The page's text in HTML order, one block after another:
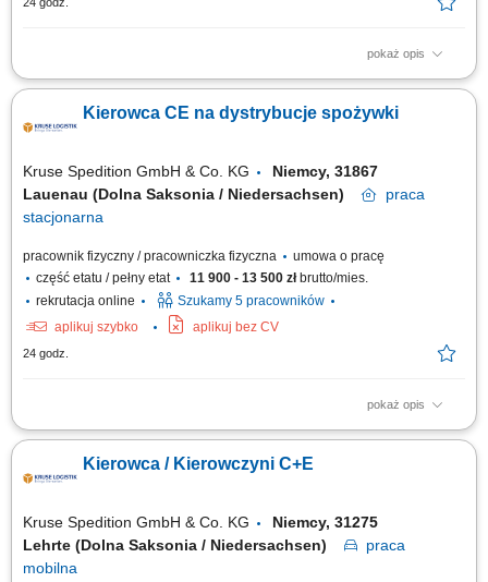
pokaż opis
KOGO POSZUKUJEMY? Kierowcy z mocnymi podstawami języka
świadectwo kwalifikacji zawodowej kierowcy (kod 95) na dystrybucje
żywności w systemie zmianowym w 31275 Lehrte / Niemcy w systemie
Kierowca CE na dystrybucje spożywki
Kruse Spedition GmbH & Co. KG
Niemcy, 31867
Lauenau (Dolna Saksonia / Niedersachsen)
praca
stacjonarna
pracownik fizyczny / pracowniczka fizyczna
umowa o pracę
część etatu / pełny etat
11 900 - 13 500 złbrutto/mies.
rekrutacja online
Szukamy 5 pracowników
aplikuj szybko
aplikuj bez CV
24 godz.
pokaż opis
KOGO POSZUKUJEMY? Kierowcy z mocnymi podstawami języka
świadectwo kwalifikacji zawodowej kierowcy (kod 95) na dystrybucje
żywności w systemie zmianowym w 31275 Lehrte / Niemcy w systemie
Kierowca / Kierowczyni C+E
Kruse Spedition GmbH & Co. KG
Niemcy, 31275
Lehrte (Dolna Saksonia / Niedersachsen)
praca
mobilna